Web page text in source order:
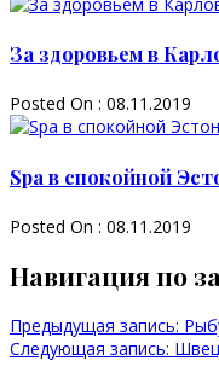
За здоровьем в
Posted On : 08.11.2019
Spa в спокойной
Posted On : 08.11.2019
Навигация по
Предыдущая запись:
Следующая запись: